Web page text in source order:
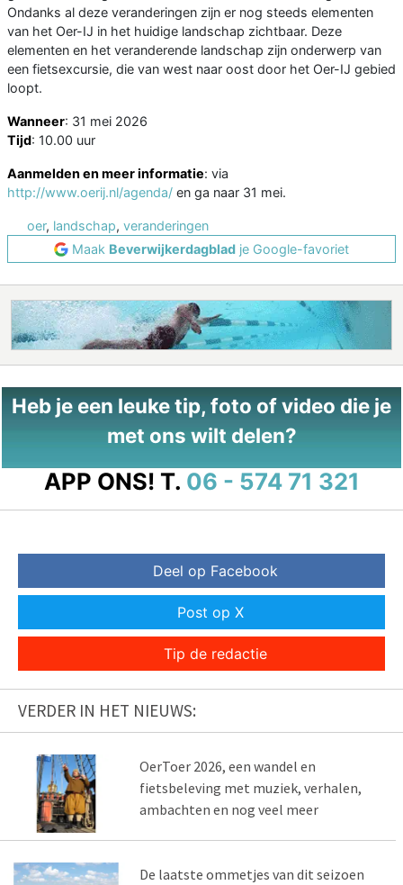
Ondanks al deze veranderingen zijn er nog steeds elementen
van het Oer-IJ in het huidige landschap zichtbaar. Deze
elementen en het veranderende landschap zijn onderwerp van
een fietsexcursie, die van west naar oost door het Oer-IJ gebied
loopt.
Wanneer: 31 mei 2026
Tijd: 10.00 uur
Aanmelden en meer informatie: via
http://www.oerij.nl/agenda/ en ga naar 31 mei.
oer, landschap, veranderingen
Maak Beverwijkerdagblad je Google-favoriet
Heb je een leuke tip, foto of video die je
met ons wilt delen?
APP ONS! T. 06 - 574 71 321
Deel op Facebook
Post op X
Tip de redactie
VERDER IN HET NIEUWS:
OerToer 2026, een wandel en
fietsbeleving met muziek, verhalen,
ambachten en nog veel meer
De laatste ommetjes van dit seizoen